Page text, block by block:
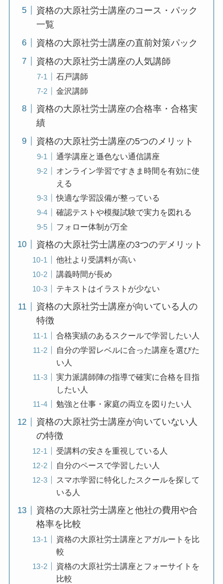
資格の大原社労士講座のコース・パック
一覧
資格の大原社労士講座の直前対策パック
資格の大原社労士講座の人気講師
石戸講師
金沢講師
資格の大原社労士講座の合格率・合格実
績
資格の大原社労士講座の5つのメリット
通学講座と遜色ない通信講座
オンライン学習ですきま時間を有効に使
える
快適な学習設備が整っている
確認テストや模擬試験で実力を図れる
フォロー体制が万全
資格の大原社労士講座の3つのデメリット
他社より受講料が高い
講義時間が長め
テキストはイラストが少ない
資格の大原社労士講座が向いている人の
特徴
合格実績のあるスクールで学習したい人
自分の学習レベルに合った講座を選びた
い人
実力派講師陣の指導で確実に合格を目指
したい人
勉強と仕事・家庭の両立を図りたい人
資格の大原社労士講座が向いていない人
の特徴
受講料の安さを重視している人
自分のペースで学習したい人
スマホ学習に特化したスクールを探して
いる人
資格の大原社労士講座と他社の費用や合
格率を比較
資格の大原社労士講座とアガルートを比
較
資格の大原社労士講座とフォーサイトを
比較